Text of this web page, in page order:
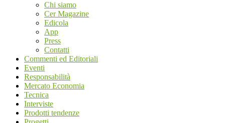
Chi siamo
Cer Magazine
Edicola
App
Press
Contatti
Commenti ed Editoriali
Eventi
Responsabilità
Mercato Economia
Tecnica
Interviste
Prodotti tendenze